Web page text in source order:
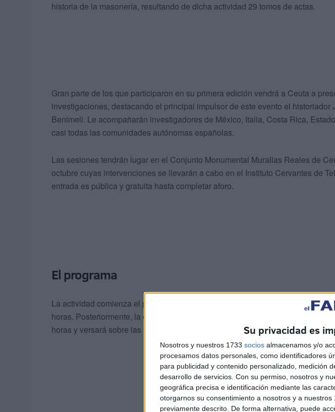
Su privacidad es
Nosotros y nuestros 1733 socios almacenamos y/o
procesamos datos personales, como identificadores
para publicidad y contenido personalizado, medición
desarrollo de servicios. Con su permiso, nosotros y
geográfica precisa e identificación mediante las
otorgarnos su consentimiento a nosotros y a
previamente descrito. De forma alternativa, puede
historia de la masonería, resultando de dicha actividad 29 tomos de actas.
Gran parte de los que participaron en su primera edición vendrá a Ceuta a
investigaciones, destacando el principal impulsor de este evento el historiador
Benimeli. Le acompañarán investigadores de México, Italia, Costa Rica,
casi todas las comunidades autónomas españolas.
Las sesiones tendrán lugar en el Conjunto Monumental Murallas Reales de
octubre cuyas intervenciones se llevarán a cabo en el Instituto Cervantes de
entrada es pública y gratuita hasta completar aforo.
El programa
La actividad comienza el próximo miércoles 11 de octubre con la bienvenida
horas. Posteriormente, la conferencia inaugural, a cargo de Antonio Morales,
horas y versará sobre las relaciones de las logias del Campo de Gibraltar y